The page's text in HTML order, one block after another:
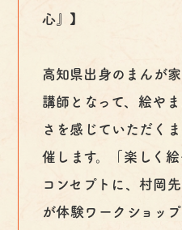
心』】
高知県出身のまんが
講師となって、絵や
さを感じていただく
催します。「楽しく
コンセプトに、村岡
が体験ワークショッ